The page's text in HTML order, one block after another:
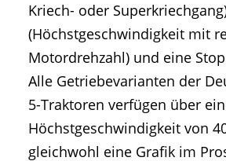
Kriech- oder
(Höchstgeschwindigkeit mit
Motordrehzahl) und eine
Alle Getriebevarianten der
5-Traktoren verfügen über
Höchstgeschwindigkeit von
gleichwohl eine Grafik im